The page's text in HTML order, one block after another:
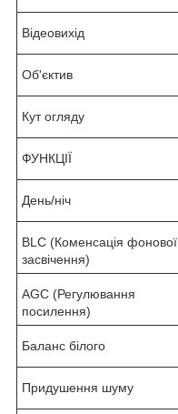
Відеовихід
Об'єктив
Кут огляду
ФУНКЦІЇ
День/ніч
BLC (Коменсація фонової
засвічення)
AGC (Регулювання
посилення)
Баланс білого
Придушення шуму